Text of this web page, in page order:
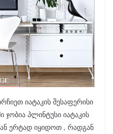
იატაკის შესაფერისი
ჯობია პლინტუსი იატაკის
ერტად იყიდოთ , რადგან